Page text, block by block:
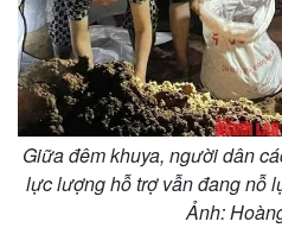
Giữa đêm khuya, người dân
lực lượng hỗ trợ vẫn đang nỗ
Ảnh: